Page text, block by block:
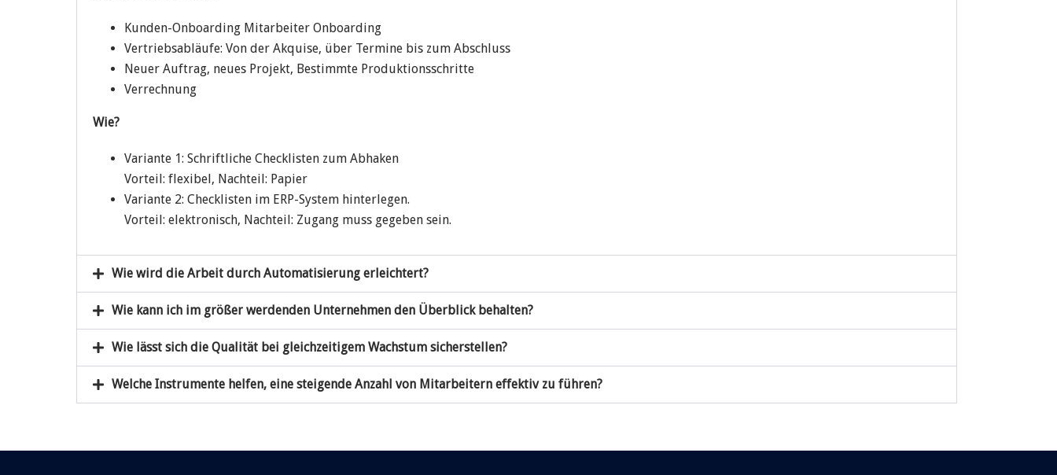
Kunden-Onboarding Mitarbeiter Onboarding
Vertriebsabläufe: Von der Akquise, über Termine bis zum Abschluss
Neuer Auftrag, neues Projekt, Bestimmte Produktionsschritte
Verrechnung
Wie?
Variante 1: Schriftliche Checklisten zum Abhaken
Vorteil: flexibel, Nachteil: Papier
Variante 2: Checklisten im ERP-System hinterlegen.
Vorteil: elektronisch, Nachteil: Zugang muss gegeben sein.
Wie wird die Arbeit durch Automatisierung erleichtert?
Wie kann ich im größer werdenden Unternehmen den Überblick behalten?
Wie lässt sich die Qualität bei gleichzeitigem Wachstum sicherstellen?
Welche Instrumente helfen, eine steigende Anzahl von Mitarbeitern effektiv zu führen?